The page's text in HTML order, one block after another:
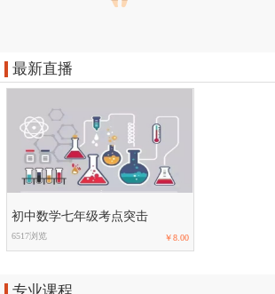
最新直播
初中数学七年级考点突击
￥8.00
6517浏览